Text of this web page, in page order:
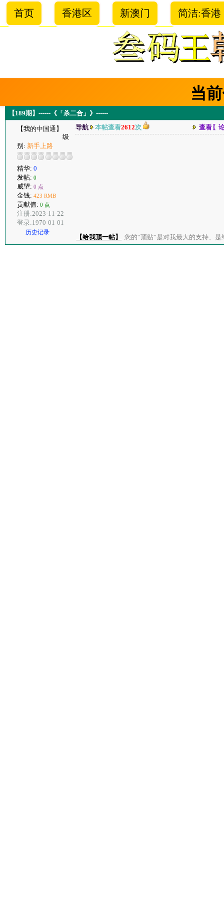
首页 香港区 新澳门 简洁:香港
当
【189期】------《「杀二合」》------
【我的中国通】
级
别: 新手上路
精华: 0
发帖: 0
威望: 0 点
金钱: 423 RMB
贡献值: 0 点
注册:2023-11-22
登录:1970-01-01
历史记录
导航 本帖查看2612次 查看〖
【给我顶一帖】 您的“顶贴”是对我最大的支持、